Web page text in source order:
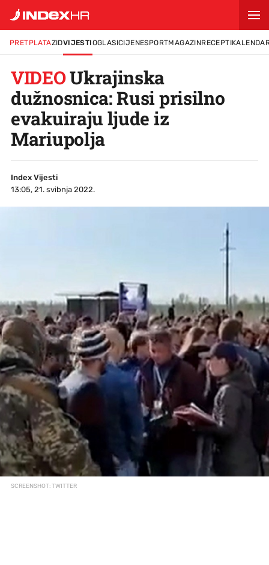
PRETPLATAZIDVIJESTIOGLASICIJENESPORTMAGAZINRECEPTI
VIDEOUkrajinska
dužnosnica: Rusi prisilno
evakuiraju ljude iz
Mariupolja
Index Vijesti
13:05, 21. svibnja 2022.
SCREENSHOT: TWITTER